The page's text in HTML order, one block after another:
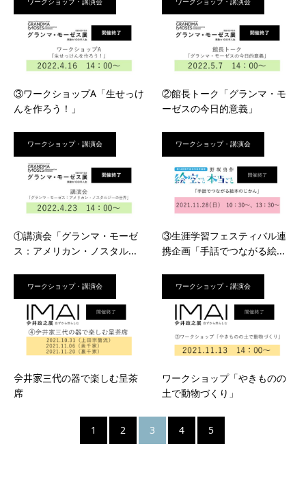
③ワークショップA「生せっけ
んを作ろう！」
②館長トーク「グランマ・モ
ーゼスの今日的意義」
ワークショップ・講演会
①講演会「グランマ・モーゼ
ス：アメリカン・ノスタル...
ワークショップ・講演会
③生涯学習フェスティバル連
携企画「手話でつながる絵...
ワークショップ・講演会
𫝆井家三代の器で楽しむ呈茶
席
ワークショップ・講演会
ワークショップ「やきものの
土で動物づくり」
1 2 3 4 5